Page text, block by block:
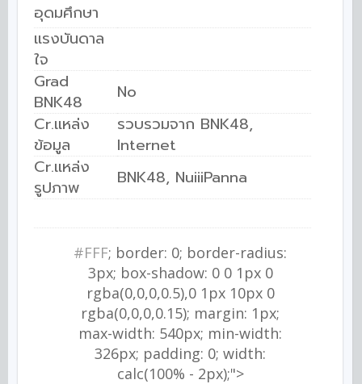
อุดมศึกษา
แรงบันดาล
ใจ
Grad
BNK48
No
Cr.แหล่ง
ข้อมูล
รวบรวมจาก BNK48,
Internet
Cr.แหล่ง
รูปภาพ
BNK48, NuiiiPanna
#FFF; border: 0; border-radius:
3px; box-shadow: 0 0 1px 0
rgba(0,0,0,0.5),0 1px 10px 0
rgba(0,0,0,0.15); margin: 1px;
max-width: 540px; min-width:
326px; padding: 0; width:
calc(100% - 2px);">